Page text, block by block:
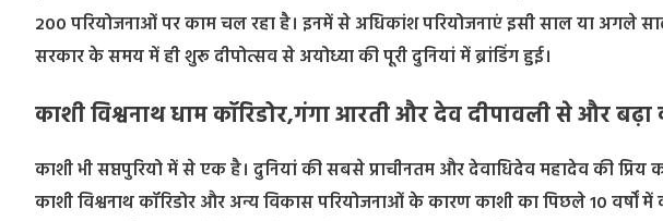
200 परियोजनाओं पर काम चल रहा है। इनमें से अधिकांश परियोजनाएं इसी साल या अगले
सरकार के समय में ही शुरू दीपोत्सव से अयोध्या की पूरी दुनियां में ब्रांडिंग हुई।
काशी विश्वनाथ धाम कॉरिडोर,गंगा आरती और देव दीपावली से और
काशी भी सप्तपुरियो में से एक है। दुनियां की सबसे प्राचीनतम और देवाधिदेव महादेव की प्रिय
काशी विश्वनाथ कॉरिडोर और अन्य विकास परियोजनाओं के कारण काशी का पिछले 10